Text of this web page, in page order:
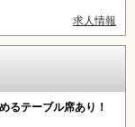
求人情報
るテーブル席あり！